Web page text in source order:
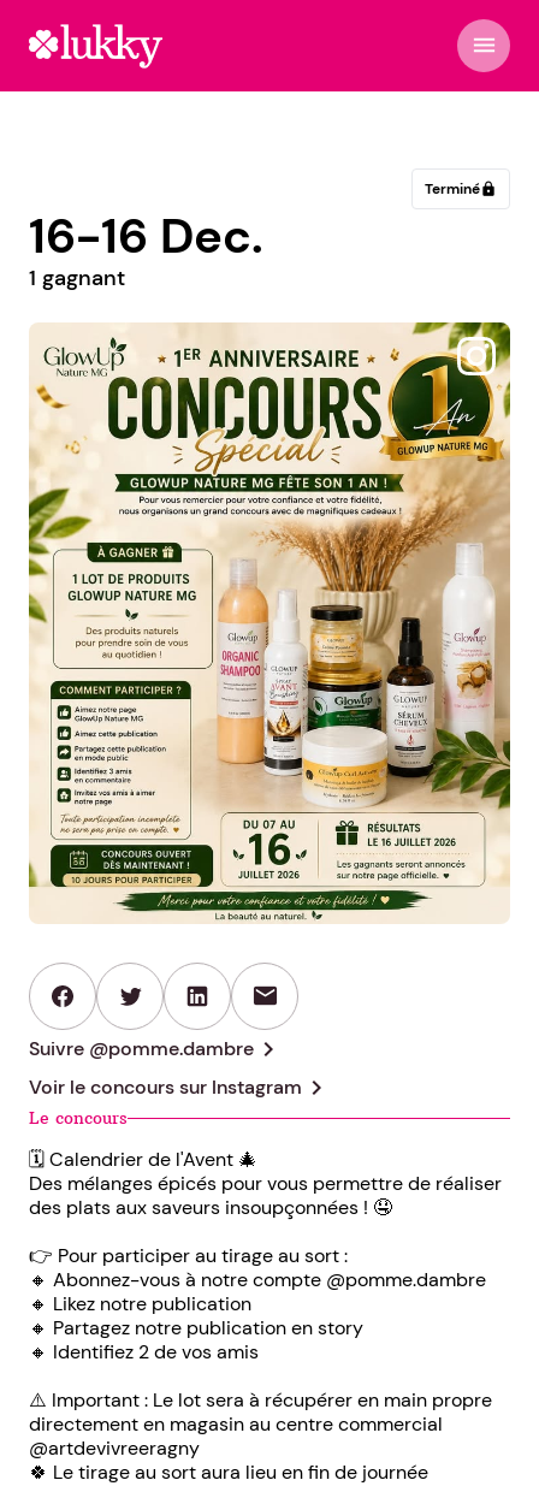
menu
Terminélock
16-16 Dec.
1 gagnant
@pomme.dambre
mail
Suivre @pomme.dambre chevron_right
Voir le concours sur Instagram chevron_right
Le concours
🗓️ Calendrier de l'Avent 🎄
Des mélanges épicés pour vous permettre de réaliser
des plats aux saveurs insoupçonnées ! 🤤
👉 Pour participer au tirage au sort :
🔸 Abonnez-vous à notre compte @pomme.dambre
🔸 Likez notre publication
🔸 Partagez notre publication en story
🔸 Identifiez 2 de vos amis
⚠️ Important : Le lot sera à récupérer en main propre
directement en magasin au centre commercial
@artdevivreeragny
🍀 Le tirage au sort aura lieu en fin de journée